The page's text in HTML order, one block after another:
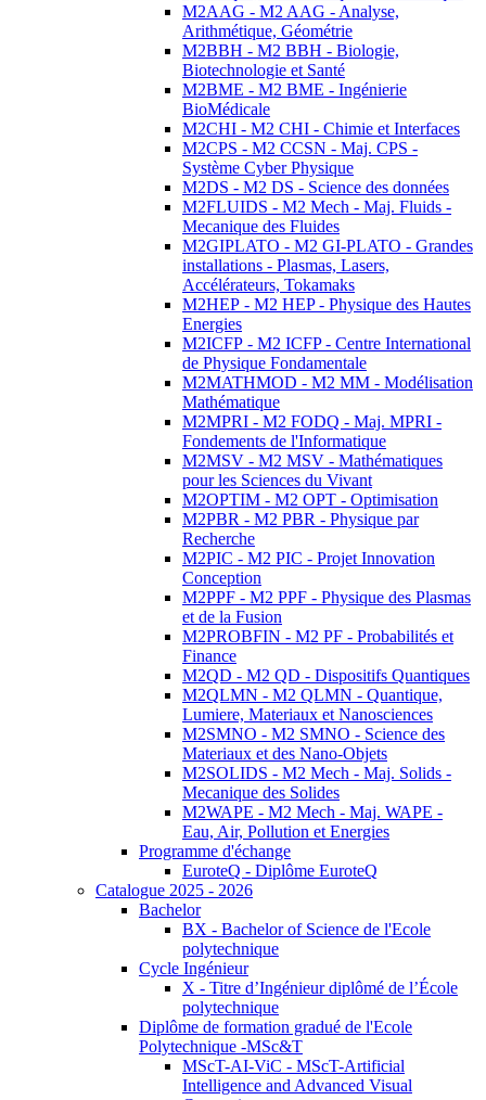
M2AAG - M2 AAG - Analyse,
Arithmétique, Géométrie
M2BBH - M2 BBH - Biologie,
Biotechnologie et Santé
M2BME - M2 BME - Ingénierie
BioMédicale
M2CHI - M2 CHI - Chimie et Interfaces
M2CPS - M2 CCSN - Maj. CPS -
Système Cyber Physique
M2DS - M2 DS - Science des données
M2FLUIDS - M2 Mech - Maj. Fluids -
Mecanique des Fluides
M2GIPLATO - M2 GI-PLATO - Grandes
installations - Plasmas, Lasers,
Accélérateurs, Tokamaks
M2HEP - M2 HEP - Physique des Hautes
Energies
M2ICFP - M2 ICFP - Centre International
de Physique Fondamentale
M2MATHMOD - M2 MM - Modélisation
Mathématique
M2MPRI - M2 FODQ - Maj. MPRI -
Fondements de l'Informatique
M2MSV - M2 MSV - Mathématiques
pour les Sciences du Vivant
M2OPTIM - M2 OPT - Optimisation
M2PBR - M2 PBR - Physique par
Recherche
M2PIC - M2 PIC - Projet Innovation
Conception
M2PPF - M2 PPF - Physique des Plasmas
et de la Fusion
M2PROBFIN - M2 PF - Probabilités et
Finance
M2QD - M2 QD - Dispositifs Quantiques
M2QLMN - M2 QLMN - Quantique,
Lumiere, Materiaux et Nanosciences
M2SMNO - M2 SMNO - Science des
Materiaux et des Nano-Objets
M2SOLIDS - M2 Mech - Maj. Solids -
Mecanique des Solides
M2WAPE - M2 Mech - Maj. WAPE -
Eau, Air, Pollution et Energies
Programme d'échange
EuroteQ - Diplôme EuroteQ
Catalogue 2025 - 2026
Bachelor
BX - Bachelor of Science de l'Ecole
polytechnique
Cycle Ingénieur
X - Titre d’Ingénieur diplômé de l’École
polytechnique
Diplôme de formation gradué de l'Ecole
Polytechnique -MSc&T
MScT-AI-ViC - MScT-Artificial
Intelligence and Advanced Visual